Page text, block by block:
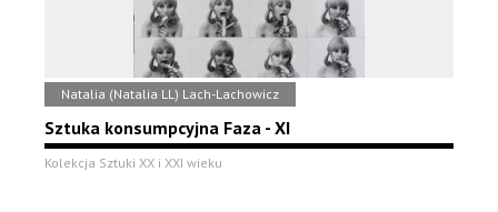
Natalia (Natalia LL) Lach-Lachowicz
Sztuka konsumpcyjna Faza - XI
Kolekcja Sztuki XX i XXI wieku